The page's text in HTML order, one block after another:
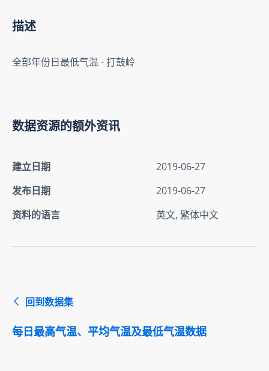
描述
全部年份日最低气温 - 打鼓岭
数据资源的额外资讯
建立日期
2019-06-27
发布日期
2019-06-27
资料的语言
英文, 繁体中文
回到数据集
每日最高气温、平均气温及最低气温数据